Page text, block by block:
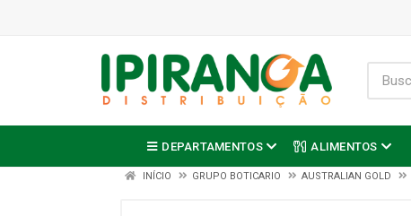
DEPARTAMENTOS ALIMENTOS
INÍCIO GRUPO BOTICARIO AUSTRALIAN GOLD